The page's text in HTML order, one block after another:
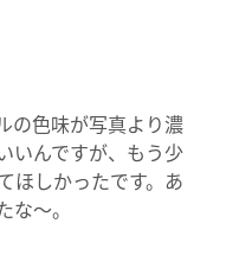
の色味が写真より濃
いんですが、もう少
ほしかったです。あ
〜。